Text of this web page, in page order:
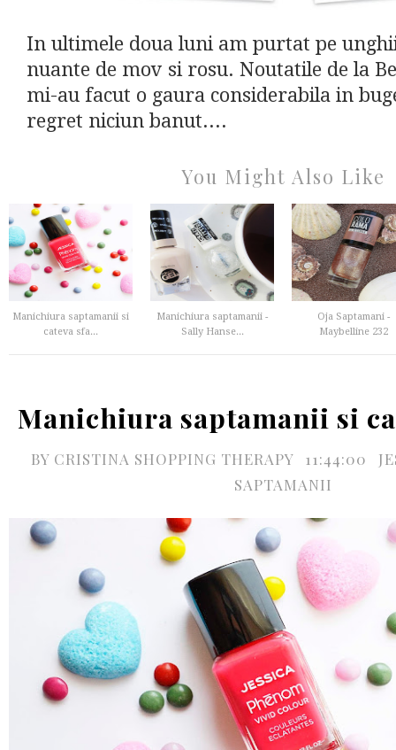
In ultimele doua luni am purtat pe
nuante de mov si rosu. Noutatile de la
mi-au facut o gaura considerabila in
regret niciun banut....
You Might Also Like
Manichiura saptamanii si
cateva sfa...
Manichiura saptamanii -
Sally Hanse...
Oja Saptamani -
Maybelline 232
Manichiura saptamanii si
BY CRISTINA SHOPPING THERAPY 11:44:00
SAPTAMANII